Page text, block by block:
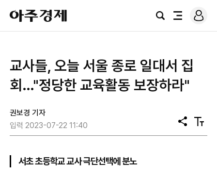
아
주
경
검
전
로
그
교사들, 오늘 서울 종로 일대서 집
회…"정당한 교육활동 보장하라"
권보경 기자
입력 2023-07-22 11:40
공
유
텍
스
서초 초등학교 교사 극단선택에 분노